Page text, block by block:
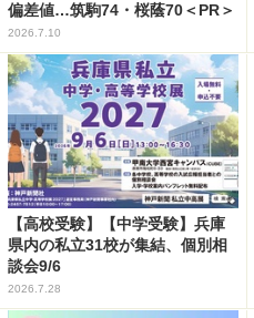
偏差値…筑駒74・桜蔭70＜PR＞
2026.7.10
【高校受験】【中学受験】兵庫
県内の私立31校が集結、個別相
談会9/6
2026.7.28